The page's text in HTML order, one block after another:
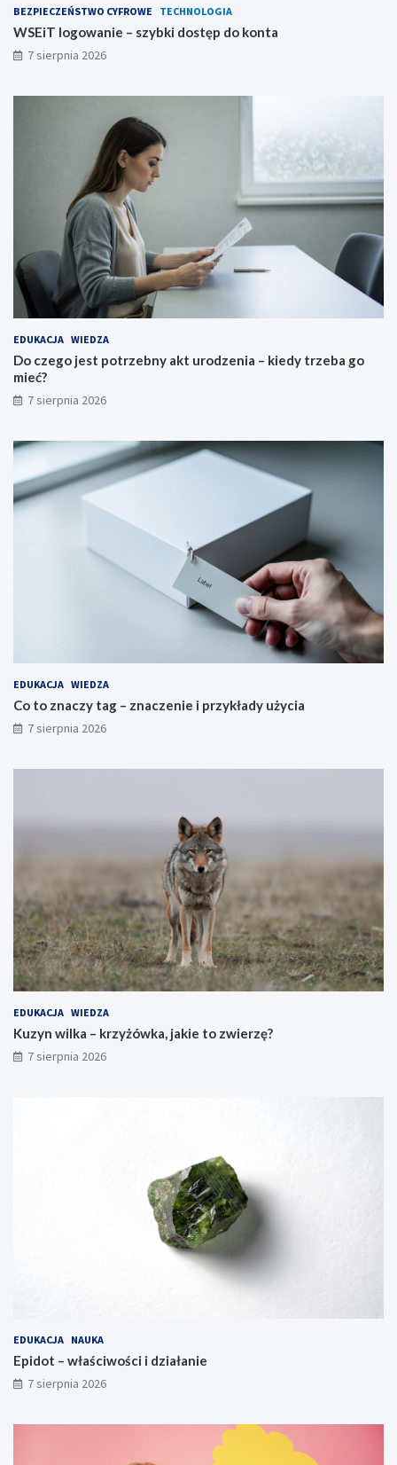
BEZPIECZEŃSTWO CYFROWE TECHNOLOGIA
WSEiT logowanie – szybki dostęp do konta
7 sierpnia 2026
EDUKACJA WIEDZA
Do czego jest potrzebny akt urodzenia – kiedy trzeba go
mieć?
7 sierpnia 2026
EDUKACJA WIEDZA
Co to znaczy tag – znaczenie i przykłady użycia
7 sierpnia 2026
EDUKACJA WIEDZA
Kuzyn wilka – krzyżówka, jakie to zwierzę?
7 sierpnia 2026
EDUKACJA NAUKA
Epidot – właściwości i działanie
7 sierpnia 2026